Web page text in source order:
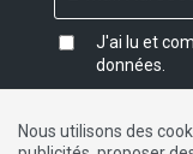
J'ai lu et
données
Nous utilisons des